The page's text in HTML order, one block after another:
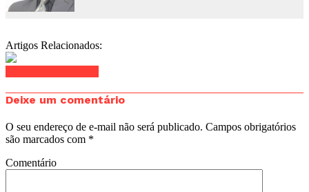
Artigos Relacionados:
Deixe um comentário
O seu endereço de e-mail não será publicado. Campos obrigatórios
são marcados com *
Comentário